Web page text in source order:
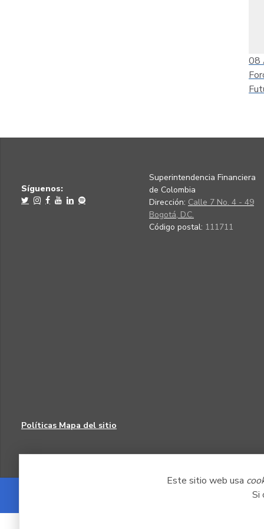
Este sitio web usa
Si
08
Síguenos:
Superintendencia Financiera
de Colombia
Dirección: Calle 7 No. 4 - 49
Bogotá, D.C.
Código postal: 111711
Políticas Mapa del sitio